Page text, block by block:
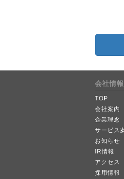
会社情報
TOP
会社案内
企業理念
サービス
お知らせ
IR情報
アクセス
採用情報